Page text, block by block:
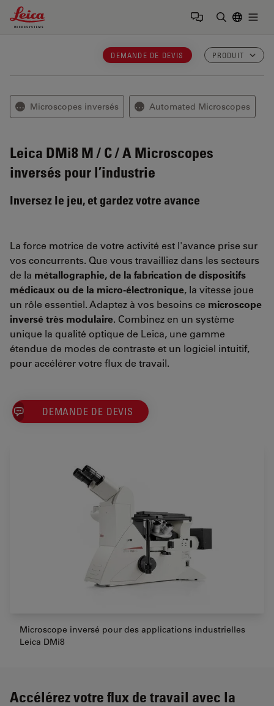
Leica Microsystems Logo
DEMANDE DE DEVIS PRODUIT
⋯ Microscopes inversés ⋯ Automated Microscopes
Leica DMi8 M / C / A Microscopes
inversés pour l’industrie
Inversez le jeu, et gardez votre avance
La force motrice de votre activité est l'avance prise sur
vos concurrents. Que vous travailliez dans les secteurs
de la métallographie, de la fabrication de dispositifs
médicaux ou de la micro-électronique, la vitesse joue
un rôle essentiel. Adaptez à vos besoins ce microscope
inversé très modulaire. Combinez en un système
unique la qualité optique de Leica, une gamme
étendue de modes de contraste et un logiciel intuitif,
pour accélérer votre flux de travail.
DEMANDE DE DEVIS
Microscope inversé pour des applications industrielles
Leica DMi8
Accélérez votre flux de travail avec la